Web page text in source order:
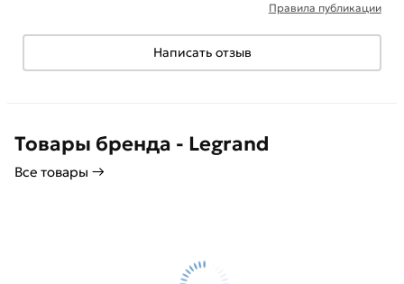
Правила публикации
Написать отзыв
Товары бренда - Legrand
Все товары →